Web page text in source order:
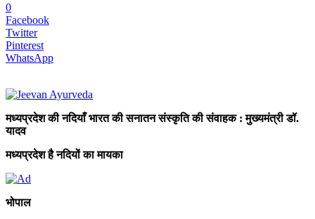
0
Facebook
Twitter
Pinterest
WhatsApp
मध्यप्रदेश की नदियाँ भारत की सनातन संस्कृति की संवाहक : मुख्यमंत्री डॉ.
यादव
मध्यप्रदेश है नदियों का मायका
भोपाल